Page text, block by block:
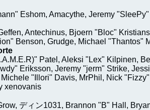
Eshom, Amacythe, Jeremy
Antechinus, Bjoern "Bloc"
Benson, Grudge, Michael "Thantos"
Patel, Aleksi "Lex" Kilpinen,
Eriksson, Jeremy "jerm" Strike,
Michele "Illori" Davis, MrPhil, Nick
xenovanis
ディン1031, Brannon "B" Hall,